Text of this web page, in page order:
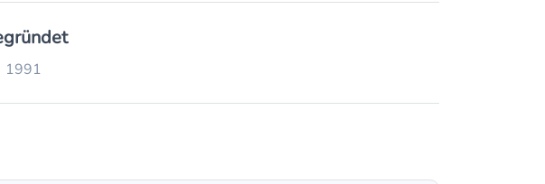
1991